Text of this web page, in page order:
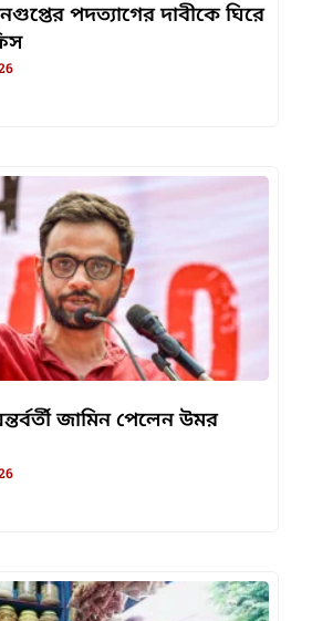
পদত্যাগের দাবীকে ঘিরে
জামিন পেলেন উমর